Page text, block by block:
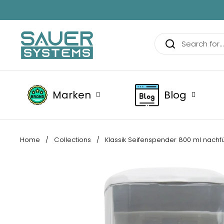
Marken Blog
Home / Collections / Klassik Seifenspender 800 ml